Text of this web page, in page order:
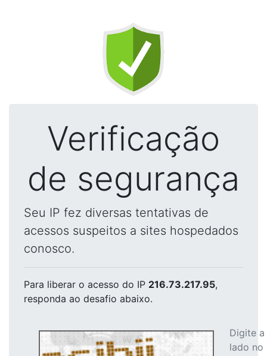
Verificação
de segurança
Seu IP fez diversas tentativas de
acessos suspeitos a sites hospedados
conosco.
Para liberar o acesso do IP 216.73.217.95,
responda ao desafio abaixo.
Digite
lado no